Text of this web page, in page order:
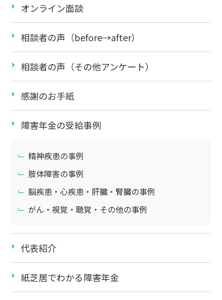
オンライン面談
相談者の声（before→after）
相談者の声（その他アンケート）
感謝のお手紙
障害年金の受給事例
精神疾患の事例
肢体障害の事例
脳疾患・心疾患・肝臓・腎臓の事例
がん・視覚・聴覚・その他の事例
代表紹介
紙芝居でわかる障害年金